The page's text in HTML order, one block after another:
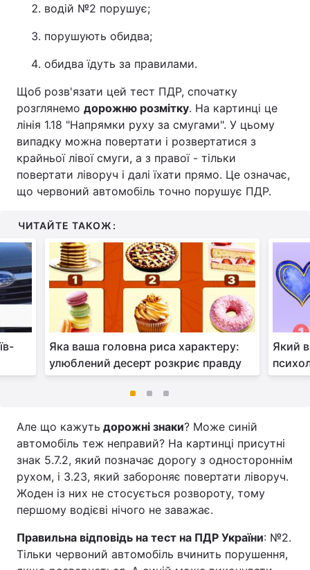
водій №2 порушує;
порушують обидва;
обидва їдуть за правилами.
Щоб розв'язати цей тест ПДР, спочатку
розглянемо дорожню розмітку. На картинці це
лінія 1.18 "Напрямки руху за смугами". У цьому
випадку можна повертати і розвертатися з
крайньої лівої смуги, а з правої - тільки
повертати ліворуч і далі їхати прямо. Це означає,
що червоний автомобіль точно порушує ПДР.
ЧИТАЙТЕ ТАКОЖ:
Яка ваша головна риса характеру:
улюблений десерт розкриє правду
Який
Але що кажуть дорожні знаки? Може синій
автомобіль теж неправий? На картинці присутні
знак 5.7.2, який позначає дорогу з одностороннім
рухом, і 3.23, який забороняє повертати ліворуч.
Жоден із них не стосується розвороту, тому
першому водієві нічого не заважає.
Правильна відповідь на тест на ПДР України: №2.
Тільки червоний автомобіль вчинить порушення,